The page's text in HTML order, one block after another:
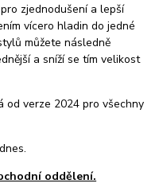
zjednodušení a lepší
vícero hladin do jedné
můžete následně
a sníží se tím velikost
od verze 2024 pro všechny
oddělení.